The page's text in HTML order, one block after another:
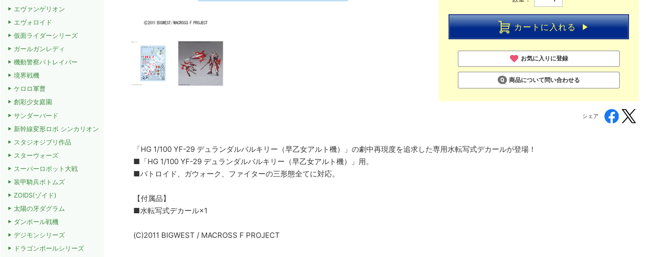
カートに入れる
お気に入りに登録
商品について問い合わせる
シェア
「HG 1/100 YF-29 デュランダルバルキリー（早乙女アルト機）」の劇中再現度を追求した専用水転写式デカールが登場！
■「HG 1/100 YF-29 デュランダルバルキリー（早乙女アルト機）」用。
■バトロイド、ガウォーク、ファイターの三形態全てに対応。
【付属品】
■水転写式デカール×1
(C)2011 BIGWEST / MACROSS F PROJECT
エヴァンゲリオン
エヴォロイド
仮面ライダーシリーズ
ガールガンレディ
機動警察パトレイバー
境界戦機
ケロロ軍曹
創彩少女庭園
サンダーバード
新幹線変形ロボ シンカリオン
スタジオジブリ作品
スターウォーズ
スーパーロボット大戦
装甲騎兵ボトムズ
ZOIDS(ゾイド)
太陽の牙ダグラム
ダンボール戦機
デジモンシリーズ
ドラゴンボールシリーズ